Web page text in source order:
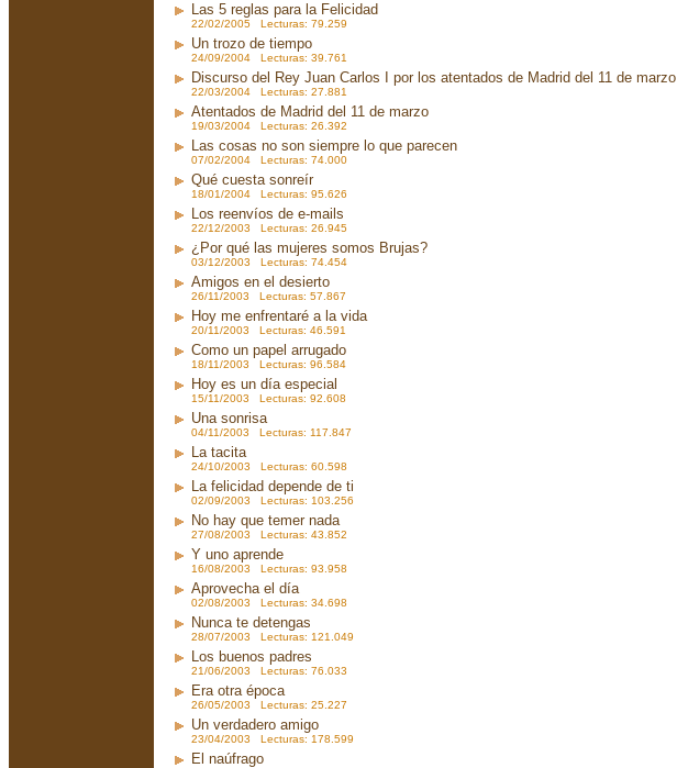
Las 5 reglas para la Felicidad
22/02/2005 Lecturas: 79.259
Un trozo de tiempo
24/09/2004 Lecturas: 39.761
Discurso del Rey Juan Carlos I por los atentados de Madrid del 11 de marzo
22/03/2004 Lecturas: 27.881
Atentados de Madrid del 11 de marzo
19/03/2004 Lecturas: 26.392
Las cosas no son siempre lo que parecen
07/02/2004 Lecturas: 74.000
Qué cuesta sonreír
18/01/2004 Lecturas: 95.626
Los reenvíos de e-mails
22/12/2003 Lecturas: 26.945
¿Por qué las mujeres somos Brujas?
03/12/2003 Lecturas: 74.454
Amigos en el desierto
26/11/2003 Lecturas: 57.867
Hoy me enfrentaré a la vida
20/11/2003 Lecturas: 46.591
Como un papel arrugado
18/11/2003 Lecturas: 96.584
Hoy es un día especial
15/11/2003 Lecturas: 92.608
Una sonrisa
04/11/2003 Lecturas: 117.847
La tacita
24/10/2003 Lecturas: 60.598
La felicidad depende de ti
02/09/2003 Lecturas: 103.256
No hay que temer nada
27/08/2003 Lecturas: 43.852
Y uno aprende
16/08/2003 Lecturas: 93.958
Aprovecha el día
02/08/2003 Lecturas: 34.698
Nunca te detengas
28/07/2003 Lecturas: 121.049
Los buenos padres
21/06/2003 Lecturas: 76.033
Era otra época
26/05/2003 Lecturas: 25.227
Un verdadero amigo
23/04/2003 Lecturas: 178.599
El naúfrago